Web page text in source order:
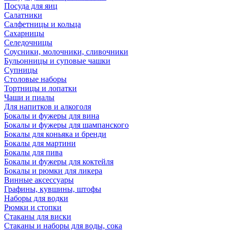
Посуда для яиц
Салатники
Салфетницы и кольца
Сахарницы
Селедочницы
Соусники, молочники, сливочники
Бульонницы и суповые чашки
Супницы
Столовые наборы
Тортницы и лопатки
Чаши и пиалы
Для напитков и алкоголя
Бокалы и фужеры для вина
Бокалы и фужеры для шампанского
Бокалы для коньяка и бренди
Бокалы для мартини
Бокалы для пива
Бокалы и фужеры для коктейля
Бокалы и рюмки для ликера
Винные аксессуары
Графины, кувшины, штофы
Наборы для водки
Рюмки и стопки
Стаканы для виски
Стаканы и наборы для воды, сока